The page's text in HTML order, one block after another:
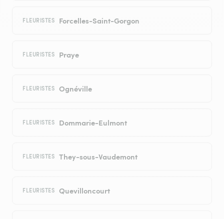
FLEURISTES Forcelles-Saint-Gorgon
FLEURISTES Praye
FLEURISTES Ognéville
FLEURISTES Dommarie-Eulmont
FLEURISTES They-sous-Vaudemont
FLEURISTES Quevilloncourt